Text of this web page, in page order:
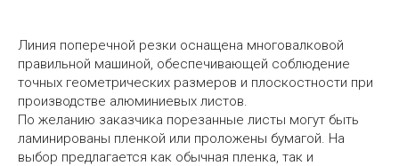
Линия поперечной резки оснащена многовалковой
правильной машиной, обеспечивающей соблюдение
точных геометрических размеров и плоскостности при
производстве алюминиевых листов.
По желанию заказчика порезанные листы могут быть
ламинированы пленкой или проложены бумагой. На
выбор предлагается как обычная пленка, так и